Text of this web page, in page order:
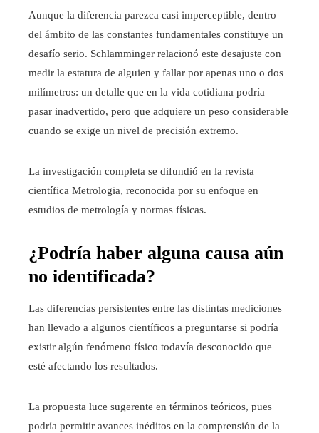
Aunque la diferencia parezca casi imperceptible, dentro
del ámbito de las constantes fundamentales constituye un
desafío serio. Schlamminger relacionó este desajuste con
medir la estatura de alguien y fallar por apenas uno o dos
milímetros: un detalle que en la vida cotidiana podría
pasar inadvertido, pero que adquiere un peso considerable
cuando se exige un nivel de precisión extremo.
La investigación completa se difundió en la revista
científica Metrologia, reconocida por su enfoque en
estudios de metrología y normas físicas.
¿Podría haber alguna causa aún
no identificada?
Las diferencias persistentes entre las distintas mediciones
han llevado a algunos científicos a preguntarse si podría
existir algún fenómeno físico todavía desconocido que
esté afectando los resultados.
La propuesta luce sugerente en términos teóricos, pues
podría permitir avances inéditos en la comprensión de la